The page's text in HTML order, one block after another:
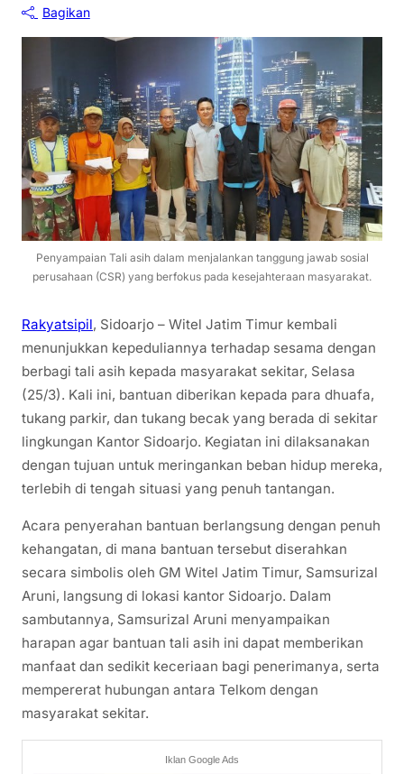
Bagikan
Penyampaian Tali asih dalam menjalankan tanggung jawab sosial
perusahaan (CSR) yang berfokus pada kesejahteraan masyarakat.
Rakyatsipil, Sidoarjo – Witel Jatim Timur kembali
menunjukkan kepeduliannya terhadap sesama dengan
berbagi tali asih kepada masyarakat sekitar, Selasa
(25/3). Kali ini, bantuan diberikan kepada para dhuafa,
tukang parkir, dan tukang becak yang berada di sekitar
lingkungan Kantor Sidoarjo. Kegiatan ini dilaksanakan
dengan tujuan untuk meringankan beban hidup mereka,
terlebih di tengah situasi yang penuh tantangan.
Acara penyerahan bantuan berlangsung dengan penuh
kehangatan, di mana bantuan tersebut diserahkan
secara simbolis oleh GM Witel Jatim Timur, Samsurizal
Aruni, langsung di lokasi kantor Sidoarjo. Dalam
sambutannya, Samsurizal Aruni menyampaikan
harapan agar bantuan tali asih ini dapat memberikan
manfaat dan sedikit keceriaan bagi penerimanya, serta
mempererat hubungan antara Telkom dengan
masyarakat sekitar.
Iklan Google Ads